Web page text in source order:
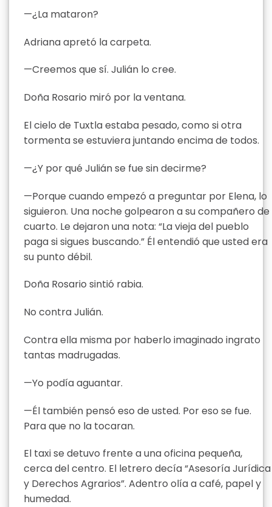
—¿La mataron?
Adriana apretó la carpeta.
—Creemos que sí. Julián lo cree.
Doña Rosario miró por la ventana.
El cielo de Tuxtla estaba pesado, como si otra
tormenta se estuviera juntando encima de todos.
—¿Y por qué Julián se fue sin decirme?
—Porque cuando empezó a preguntar por Elena, lo
siguieron. Una noche golpearon a su compañero de
cuarto. Le dejaron una nota: “La vieja del pueblo
paga si sigues buscando.” Él entendió que usted era
su punto débil.
Doña Rosario sintió rabia.
No contra Julián.
Contra ella misma por haberlo imaginado ingrato
tantas madrugadas.
—Yo podía aguantar.
—Él también pensó eso de usted. Por eso se fue.
Para que no la tocaran.
El taxi se detuvo frente a una oficina pequeña,
cerca del centro. El letrero decía “Asesoría Jurídica
y Derechos Agrarios”. Adentro olía a café, papel y
humedad.